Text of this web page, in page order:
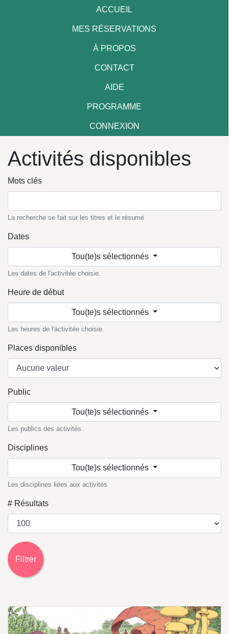
ACCUEIL
MES RÉSERVATIONS
À PROPOS
CONTACT
AIDE
PROGRAMME
CONNEXION
Activités disponibles
Mots clés
La recherche se fait sur les titres et le résumé
Dates
Tou(te)s sélectionnés
Les dates de l'activitée choisie.
Heure de début
Tou(te)s sélectionnés
Les heures de l'activitée choisie.
Places disponibles
Public
Tou(te)s sélectionnés
Les publics des activités
Disciplines
Tou(te)s sélectionnés
Les disciplines liées aux activités
# Résultats
Filtrer